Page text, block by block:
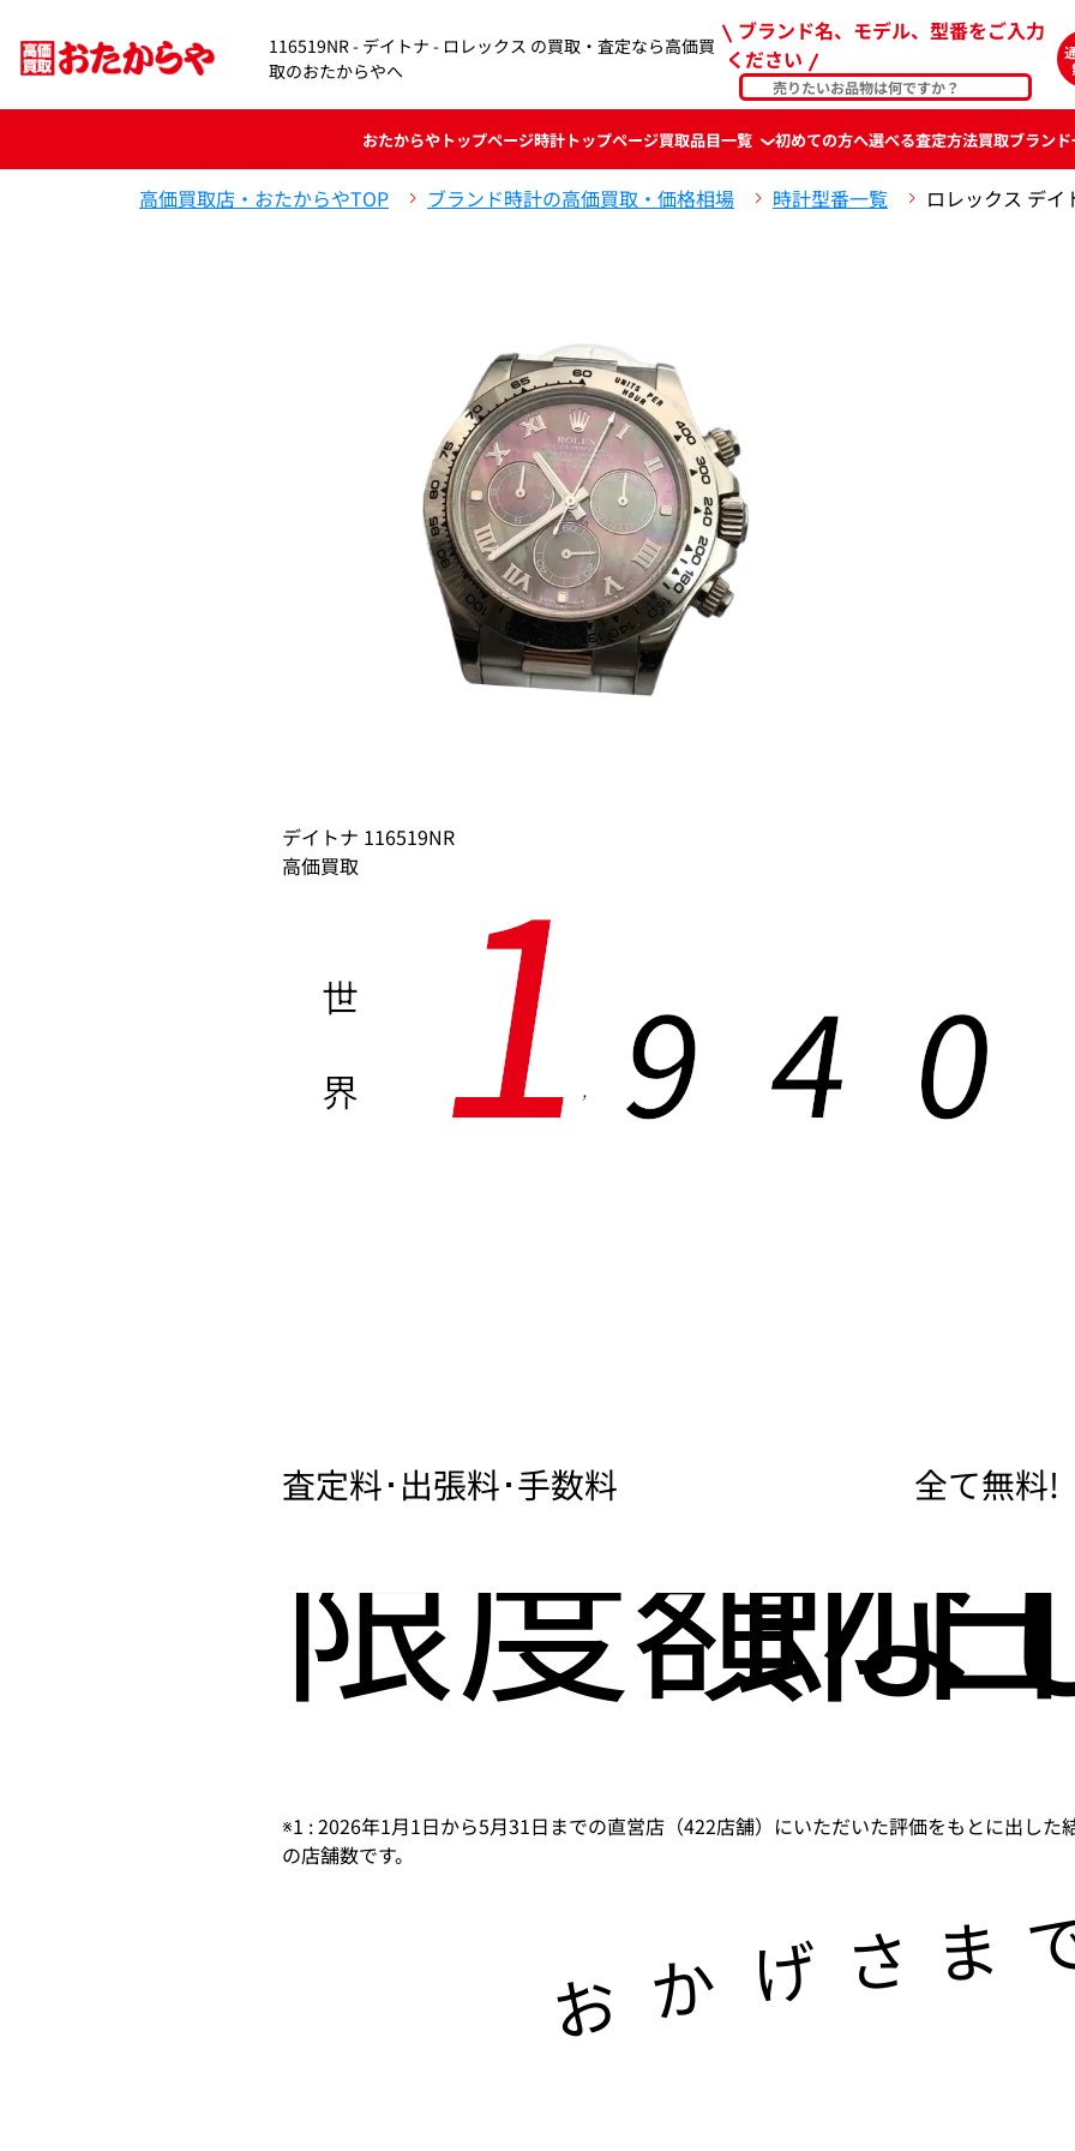
116519NR - デイトナ - ロレックス の買取・査定なら高価買
取のおたからやへ
ブランド名、モデル、型番をご入力
ください
おたからやトップページ時計トップページ買取品目一覧 初めての方へ選べる査定方法買取ブラン
高価買取店・おたからやTOP ブランド時計の高価買取・価格相場 時計型番一覧 ロレックス デイ
デイトナ 116519NR
高価買取
世
界 1, 9 4 0
査定料･出張料･手数料 全て無料!
限度額な
即
※1 : 2026年1月1日から5月31日までの直営店（422店舗）にいただいた評価をもとに出した
の店舗数です。
お か げ さ ま